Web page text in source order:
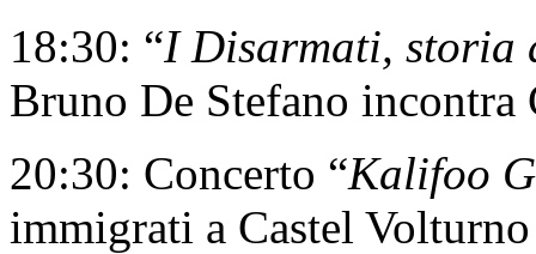
18:30: “I Disarmati, storia
Bruno De Stefano incontra
20:30: Concerto “Kalifoo
immigrati a Castel Volturno